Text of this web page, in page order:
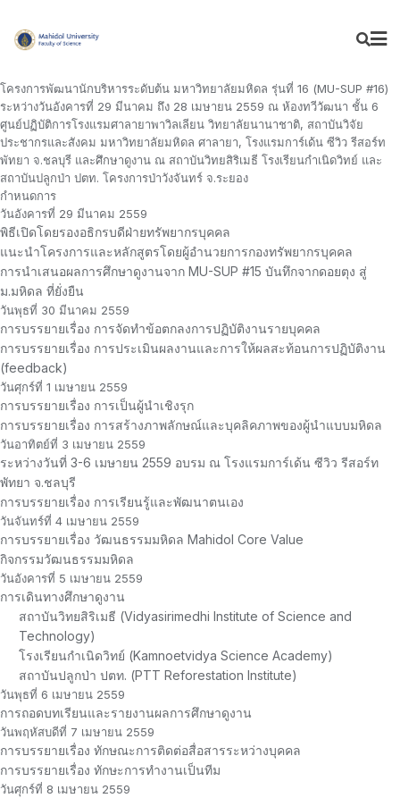
โครงการพัฒนานักบริหารระดับต้น มหาวิทยาลัยมหิดล รุ่นที่ 16 (MU-SUP #16)
ระหว่างวันอังคารที่ 29 มีนาคม ถึง 28 เมษายน 2559 ณ ห้องทวีวัฒนา ชั้น 6
ศูนย์ปฏิบัติการโรงแรมศาลายาพาวิลเลียน วิทยาลัยนานาชาติ, สถาบันวิจัย
ประชากรและสังคม มหาวิทยาลัยมหิดล ศาลายา, โรงแรมการ์เด้น ซีวิว รีสอร์ท
พัทยา จ.ชลบุรี และศึกษาดูงาน ณ สถาบันวิทยสิริเมธี โรงเรียนกำเนิดวิทย์ และ
สถาบันปลูกป่า ปตท. โครงการป่าวังจันทร์ จ.ระยอง
กำหนดการ
วันอังคารที่ 29 มีนาคม 2559
พิธีเปิดโดยรองอธิกรบดีฝ่ายทรัพยากรบุคคล
แนะนำโครงการและหลักสูตรโดยผู้อำนวยการกองทรัพยากรบุคคล
การนำเสนอผลการศึกษาดูงานจาก MU-SUP #15 บันทึกจากดอยตุง สู่
ม.มหิดล ที่ยั่งยืน
วันพุธที่ 30 มีนาคม 2559
การบรรยายเรื่อง การจัดทำข้อตกลงการปฏิบัติงานรายบุคคล
การบรรยายเรื่อง การประเมินผลงานและการให้ผลสะท้อนการปฏิบัติงาน
(feedback)
วันศุกร์ที่ 1 เมษายน 2559
การบรรยายเรื่อง การเป็นผู้นำเชิงรุก
การบรรยายเรื่อง การสร้างภาพลักษณ์และบุคลิคภาพของผู้นำแบบมหิดล
วันอาทิตย์ที่ 3 เมษายน 2559
ระหว่างวันที่ 3-6 เมษายน 2559 อบรม ณ โรงแรมการ์เด้น ซีวิว รีสอร์ท
พัทยา จ.ชลบุรี
การบรรยายเรื่อง การเรียนรู้และพัฒนาตนเอง
วันจันทร์ที่ 4 เมษายน 2559
การบรรยายเรื่อง วัฒนธรรมมหิดล Mahidol Core Value
กิจกรรมวัฒนธรรมมหิดล
วันอังคารที่ 5 เมษายน 2559
การเดินทางศึกษาดูงาน
สถาบันวิทยสิริเมธี (Vidyasirimedhi Institute of Science and
Technology)
โรงเรียนกำเนิดวิทย์ (Kamnoetvidya Science Academy)
สถาบันปลูกป่า ปตท. (PTT Reforestation Institute)
วันพุธที่ 6 เมษายน 2559
การถอดบทเรียนและรายงานผลการศึกษาดูงาน
วันพฤหัสบดีที่ 7 เมษายน 2559
การบรรยายเรื่อง ทักษณะการติดต่อสื่อสารระหว่างบุคคล
การบรรยายเรื่อง ทักษะการทำงานเป็นทีม
วันศุกร์ที่ 8 เมษายน 2559